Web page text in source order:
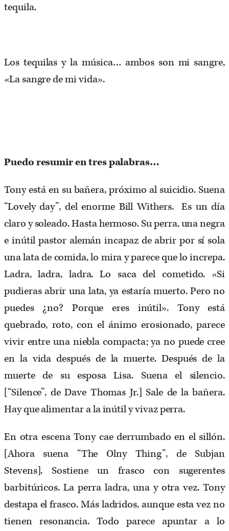
tequila.
Los tequilas y la música… ambos son mi sangre,
«La sangre de mi vida».
Puedo resumir en tres palabras…
Tony está en su bañera, próximo al suicidio. Suena
“Lovely day”, del enorme Bill Withers. Es un día
claro y soleado. Hasta hermoso. Su perra, una negra
e inútil pastor alemán incapaz de abrir por sí sola
una lata de comida, lo mira y parece que lo increpa.
Ladra, ladra, ladra. Lo saca del cometido. «Si
pudieras abrir una lata, ya estaría muerto. Pero no
puedes ¿no? Porque eres inútil». Tony está
quebrado, roto, con el ánimo erosionado, parece
vivir entre una niebla compacta; ya no puede cree
en la vida después de la muerte. Después de la
muerte de su esposa Lisa. Suena el silencio.
[“Silence”, de Dave Thomas Jr.] Sale de la bañera.
Hay que alimentar a la inútil y vivaz perra.
En otra escena Tony cae derrumbado en el sillón.
[Ahora suena “The Olny Thing”, de Subjan
Stevens]. Sostiene un frasco con sugerentes
barbitúricos. La perra ladra, una y otra vez. Tony
destapa el frasco. Más ladridos, aunque esta vez no
tienen resonancia. Todo parece apuntar a lo